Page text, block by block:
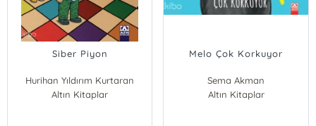
Siber Piyon
Hurihan Yıldırım Kurtaran
Altın Kitaplar
Melo Çok Korkuyor
Sema Akman
Altın Kitaplar